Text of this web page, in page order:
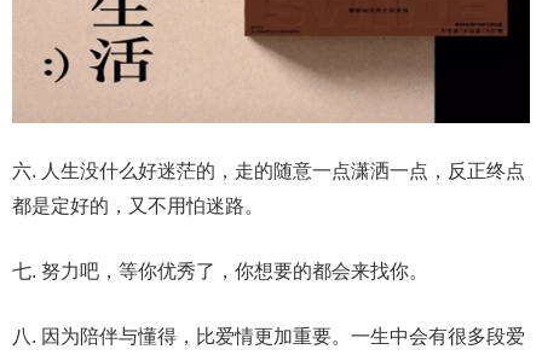
六. 人生没什么好迷茫的，走的随意一点潇洒一点，反正终点
都是定好的，又不用怕迷路。
七. 努力吧，等你优秀了，你想要的都会来找你。
八. 因为陪伴与懂得，比爱情更加重要。一生中会有很多段爱